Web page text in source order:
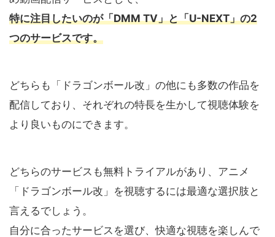
特に注目したいのが「DMM TV」と「U-NEXT」の2
つのサービスです。
どちらも「ドラゴンボール改」の他にも多数の作品を
配信しており、それぞれの特長を生かして視聴体験を
より良いものにできます。
どちらのサービスも無料トライアルがあり、アニメ
「ドラゴンボール改」を視聴するには最適な選択肢と
言えるでしょう。
自分に合ったサービスを選び、快適な視聴を楽しんで